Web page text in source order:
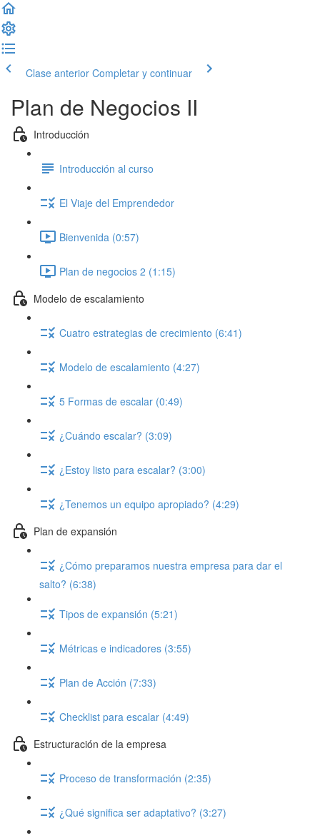
Clase anterior Completar y continuar
Plan de Negocios II
Introducción
Introducción al curso
El Viaje del Emprendedor
Bienvenida (0:57)
Plan de negocios 2 (1:15)
Modelo de escalamiento
Cuatro estrategias de crecimiento (6:41)
Modelo de escalamiento (4:27)
5 Formas de escalar (0:49)
¿Cuándo escalar? (3:09)
¿Estoy listo para escalar? (3:00)
¿Tenemos un equipo apropiado? (4:29)
Plan de expansión
¿Cómo preparamos nuestra empresa para dar el
salto? (6:38)
Tipos de expansión (5:21)
Métricas e indicadores (3:55)
Plan de Acción (7:33)
Checklist para escalar (4:49)
Estructuración de la empresa
Proceso de transformación (2:35)
¿Qué significa ser adaptativo? (3:27)